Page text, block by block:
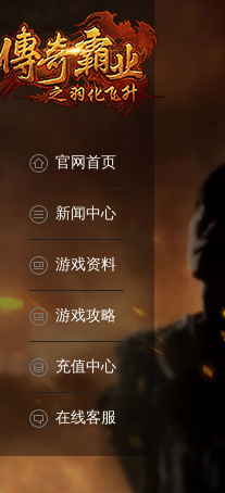
官网首页
新闻中心
游戏资料
游戏攻略
充值中心
在线客服